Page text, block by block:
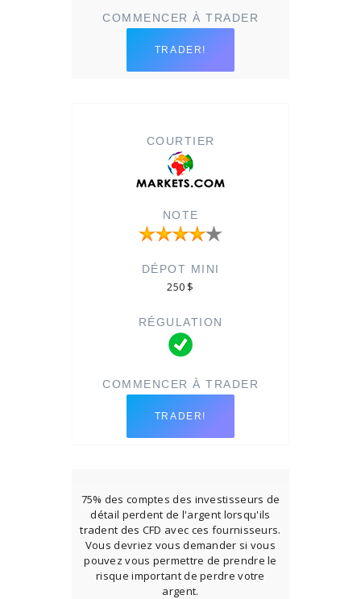
TRADER!
250 $
TRADER!
75% des comptes des investisseurs de
détail perdent de l'argent lorsqu'ils
tradent des CFD avec ces fournisseurs.
Vous devriez vous demander si vous
pouvez vous permettre de prendre le
risque important de perdre votre
argent.